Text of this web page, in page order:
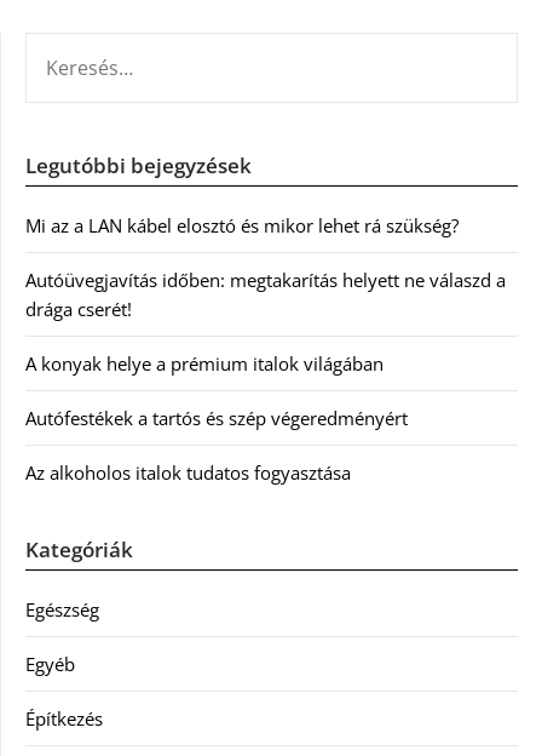
Legutóbbi bejegyzések
Mi az a LAN kábel elosztó és mikor lehet rá szükség?
Autóüvegjavítás időben: megtakarítás helyett ne válaszd a
drága cserét!
A konyak helye a prémium italok világában
Autófestékek a tartós és szép végeredményért
Az alkoholos italok tudatos fogyasztása
Kategóriák
Egészség
Egyéb
Építkezés